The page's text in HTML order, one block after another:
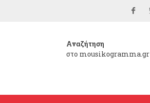
Αναζήτηση
στο mousikogramma.gr